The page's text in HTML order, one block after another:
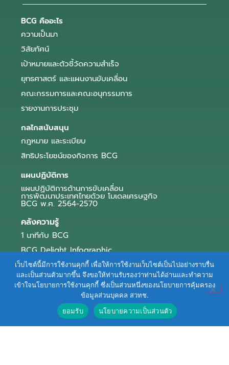
BCG คืออะไร
ความเป็นมา
วิสัยทัศน์
เป้าหมายและตัวชี้วัดความสำเร็จ
ยุทธศาสตร์ และแผนงานขับเคลื่อน
คณะกรรมการและคณะอนุกรรมการ
รายงานการประชุม
กลไกสนับสนุน
กฎหมาย และระเบียบ
สิทธิประโยชน์ของกิจการ BCG
แผนปฏิบัติการ
แผนปฏิบัติการด้านการขับเคลื่อน
การพัฒนาประเทศไทยด้วย โมเดลเศรษฐกิจ
BCG พ.ศ. 2564-2570
คลังความรู้
1 นาทีกับ BCG
BCG Delight Infographic
สื่อประชาสัมพันธ์
e-Book Series
ตัวอย่างธุรกิจ BCG
ข่าวและบทความ
เว็บไซต์นี้มีการใช้งานคุกกี้ เพื่อให้การใช้งานเว็บไซต์เป็นไปอย่างราบรื่น
และเป็นส่วนตัวมากขึ้น จึงขอให้ท่านรับรองว่าท่านได้อ่านและทำความ
เข้าใจนโยบายการใช้งานคุกกี้ ซึ่งเป็นส่วนหนึ่งของนโยบายการคุ้มครอง
ข้อมูลส่วนบุคคล สวทช.
ยอมรับ
นโยบายความเป็นส่วนตัว